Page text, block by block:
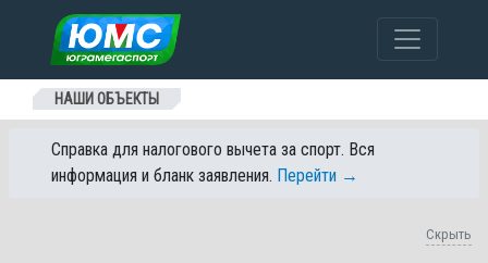
Перейти к содержанию
НАШИ ОБЪЕКТЫ
Справка для налогового вычета за спорт. Вся
информация и бланк заявления. Перейти →
Скрыть